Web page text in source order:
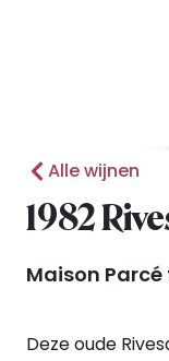
Alle wijnen
1982
Maison Parcé
Deze oude